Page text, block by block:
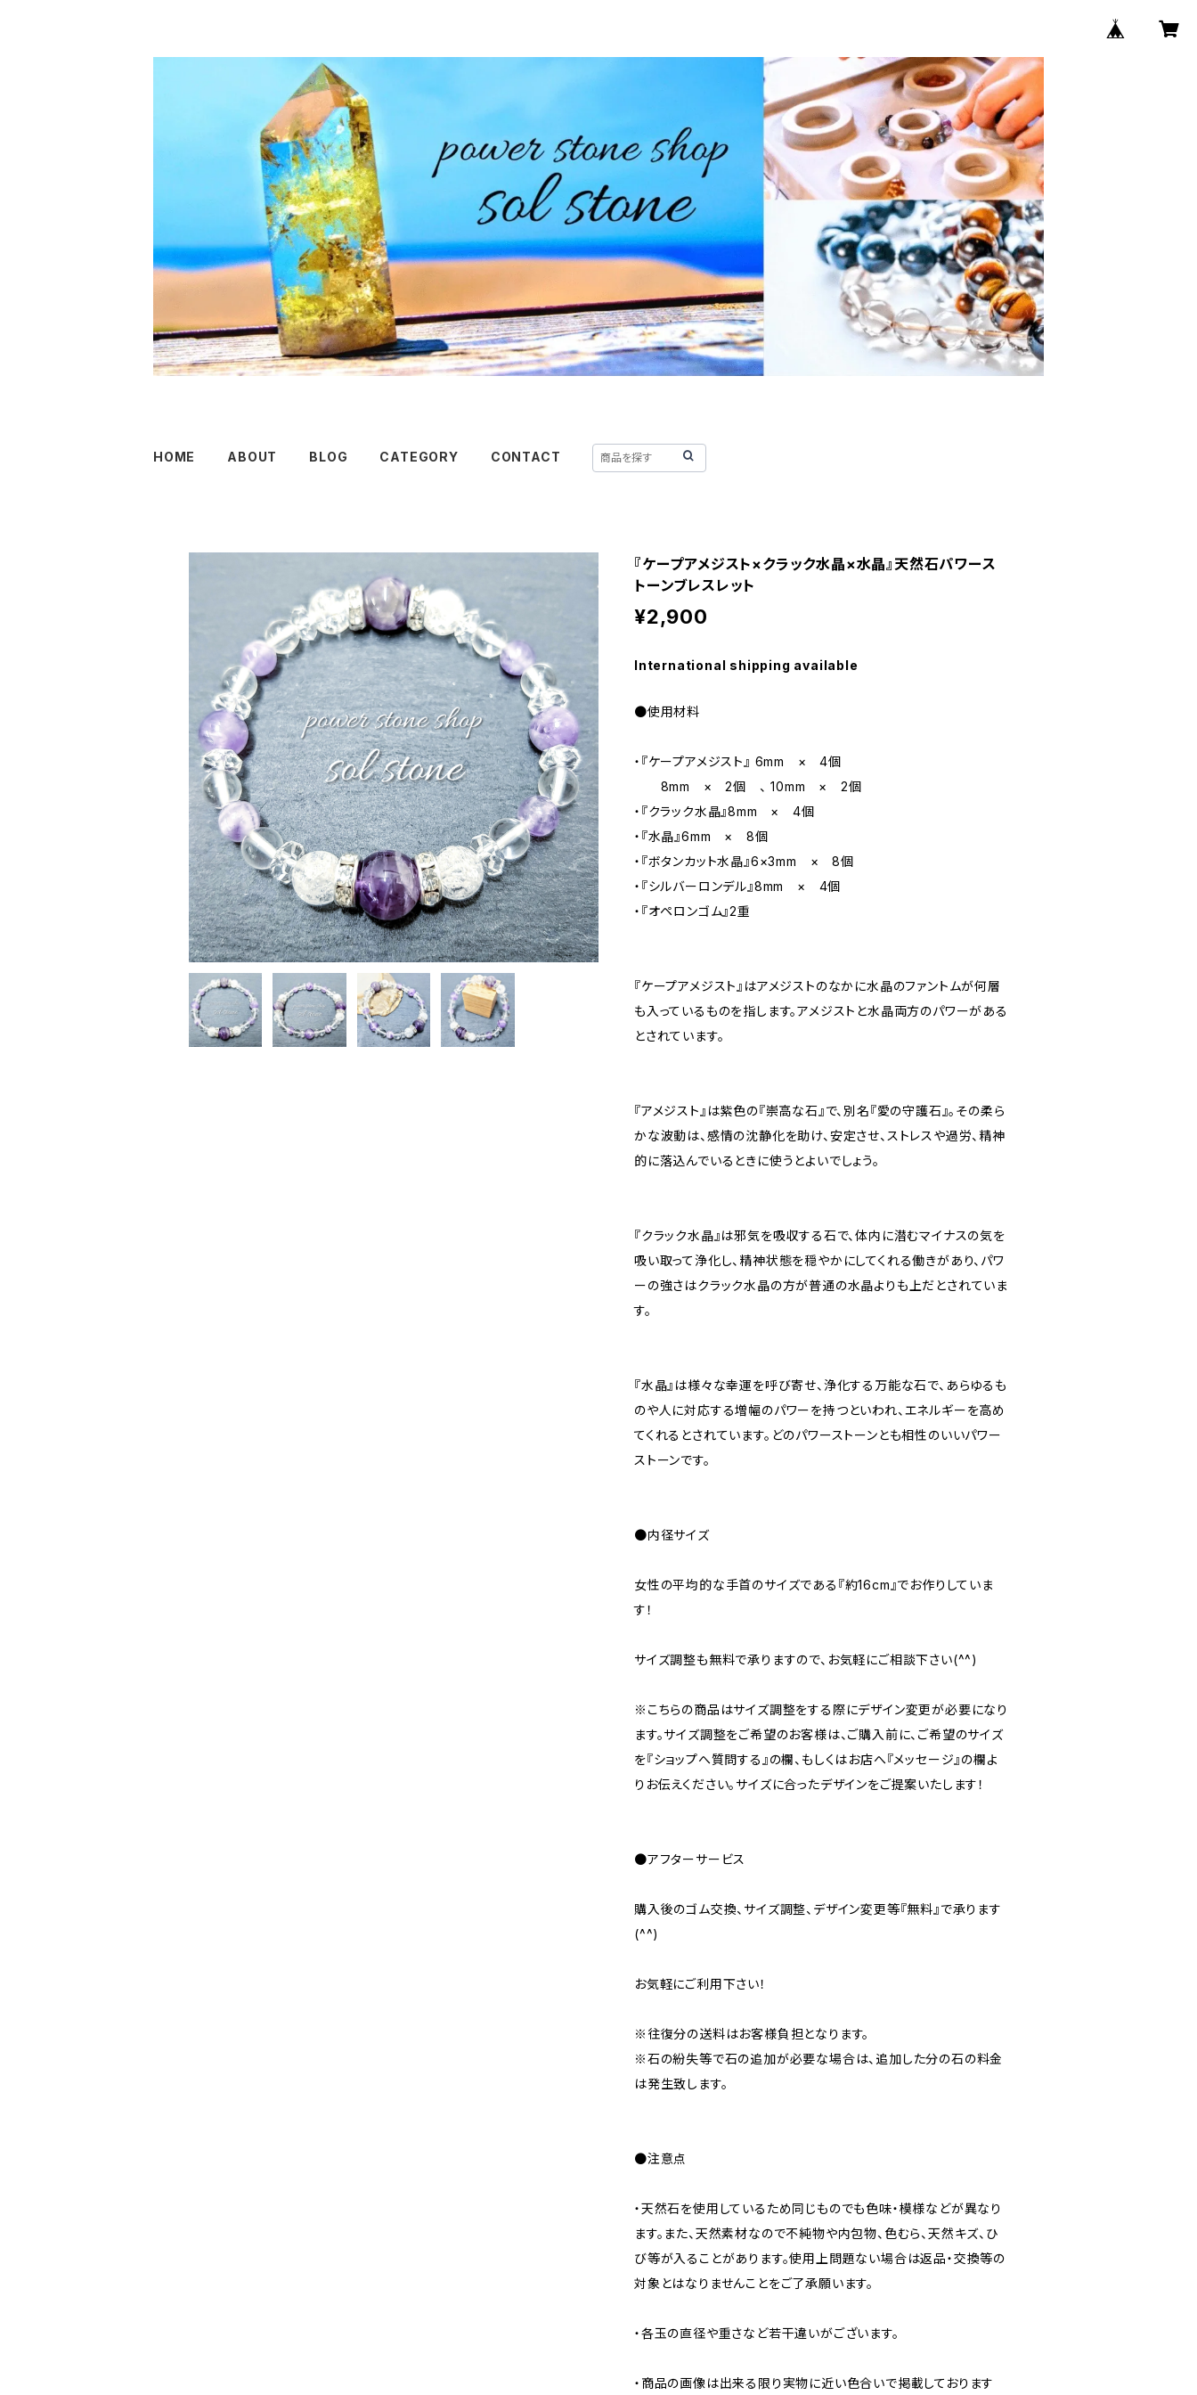
HOME ABOUT BLOG CATEGORY CONTACT
『ケープアメジスト×クラック水晶×水晶』天然石パワース
トーンブレスレット
¥2,900
International shipping available
●使用材料
・『ケープアメジスト』 6mm × 4個
8mm × 2個 、 10mm × 2個
・『クラック水晶』8mm × 4個
・『水晶』6mm × 8個
・『ボタンカット水晶』6×3mm × 8個
・『シルバーロンデル』8mm × 4個
・『オペロンゴム』2重
『ケープアメジスト』はアメジストのなかに水晶のファントムが何層
も入っているものを指します。アメジストと水晶両方のパワーがある
とされています。
『アメジスト』は紫色の『崇高な石』で、別名『愛の守護石』。その柔ら
かな波動は、感情の沈静化を助け、安定させ、ストレスや過労、精神
的に落込んでいるときに使うとよいでしょう。
『クラック水晶』は邪気を吸収する石で、体内に潜むマイナスの気を
吸い取って浄化し、精神状態を穏やかにしてくれる働きがあり、パワ
ーの強さはクラック水晶の方が普通の水晶よりも上だとされていま
す。
『水晶』は様々な幸運を呼び寄せ、浄化する万能な石で、あらゆるも
のや人に対応する増幅のパワーを持つといわれ、エネルギーを高め
てくれるとされています。どのパワーストーンとも相性のいいパワー
ストーンです。
●内径サイズ
女性の平均的な手首のサイズである『約16cm』でお作りしていま
す！
サイズ調整も無料で承りますので、お気軽にご相談下さい(^^)
※こちらの商品はサイズ調整をする際にデザイン変更が必要になり
ます。サイズ調整をご希望のお客様は、ご購入前に、ご希望のサイズ
を『ショップへ質問する』の欄、もしくはお店へ『メッセージ』の欄よ
りお伝えください。サイズに合ったデザインをご提案いたします！
●アフターサービス
購入後のゴム交換、サイズ調整、デザイン変更等『無料』で承ります
(^^)
お気軽にご利用下さい！
※往復分の送料はお客様負担となります。
※石の紛失等で石の追加が必要な場合は、追加した分の石の料金
は発生致します。
●注意点
・天然石を使用しているため同じものでも色味・模様などが異なり
ます。また、天然素材なので不純物や内包物、色むら、天然キズ、ひ
び等が入ることがあります。使用上問題ない場合は返品・交換等の
対象とはなりませんことをご了承願います。
・各玉の直径や重さなど若干違いがございます。
・商品の画像は出来る限り実物に近い色合いで掲載しております